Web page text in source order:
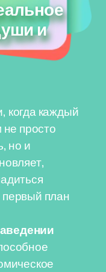
и
когда каждый
просто
но и
план